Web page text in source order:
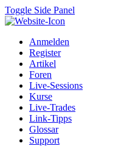
Toggle Side Panel
Anmelden
Register
Artikel
Foren
Live-Sessions
Kurse
Live-Trades
Link-Tipps
Glossar
Support